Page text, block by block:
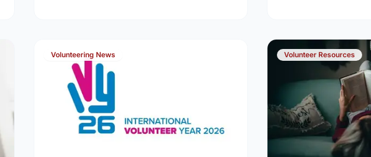
Volunteering News Volunteer Resources